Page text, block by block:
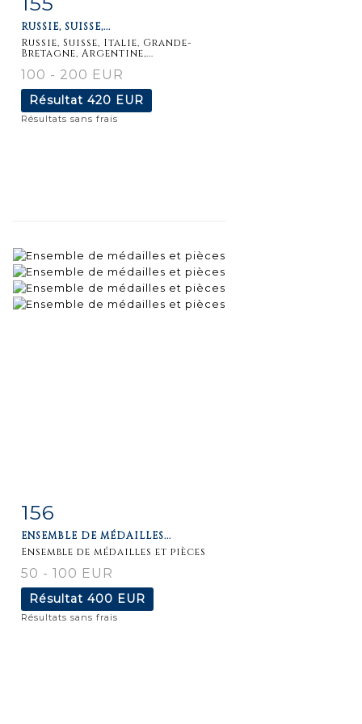
détaillée
RUSSIE, SUISSE,...
Russie, Suisse, Italie, Grande-
Bretagne, Argentine,...
100 - 200 EUR
Résultat 420 EUR
Résultats sans frais
détaillée
156
ENSEMBLE DE MÉDAILLES...
Ensemble de médailles et pièces
50 - 100 EUR
Résultat 400 EUR
Résultats sans frais